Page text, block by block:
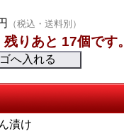
（税込・送料別）
残りあと 17個です。
漬け